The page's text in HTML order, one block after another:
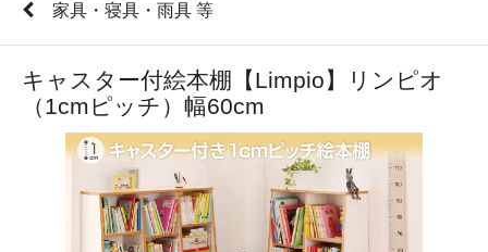
家具・寝具・雨具 等
キャスター付絵本棚【Limpio】リンピオ
（1cmピッチ）幅60cm